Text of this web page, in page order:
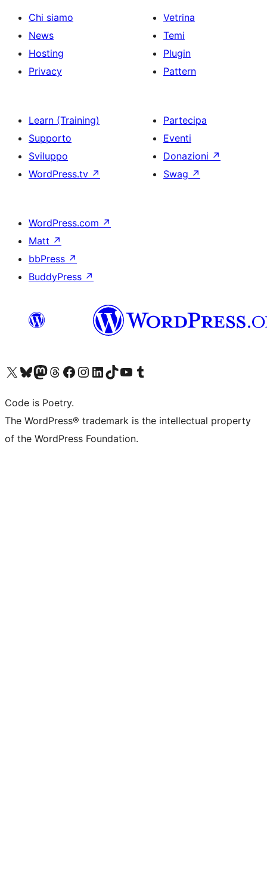
Chi siamo
News
Hosting
Privacy
Vetrina
Temi
Plugin
Pattern
Learn (Training)
Supporto
Sviluppo
WordPress.tv ↗
Partecipa
Eventi
Donazioni ↗
Swag ↗
WordPress.com ↗
Matt ↗
bbPress ↗
BuddyPress ↗
Visita il nostro account X (ex Twitter)
Visita il nostro account Bluesky
Visita il nostro account Mastodon
Visita il nostro account Threads
Visita la nostra pagina Facebook
Visita il nostro account Instagram
Visita il nostro account LinkedIn
Visita il nostro account TikTok
Visita il nostro canale YouTube
Visita il nostro account Tumblr
Code is Poetry.
The WordPress® trademark is the intellectual property
of the WordPress Foundation.